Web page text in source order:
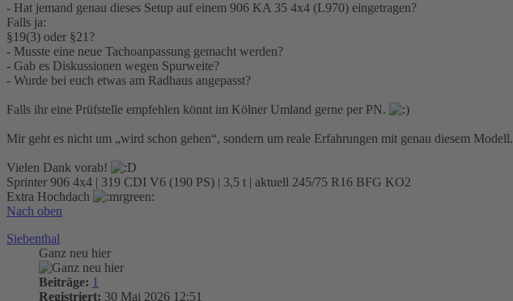
- Hat jemand genau dieses Setup auf einem 906 KA 35 4x4 (L970) eingetragen?
Falls ja:
§19(3) oder §21?
- Musste eine neue Tachoanpassung gemacht werden?
- Gab es Diskussionen wegen Spurweite?
- Wurde bei euch etwas am Radhaus angepasst?
Falls ihr eine Prüfstelle empfehlen könnt im Kölner Umland gerne per PN.
Mir geht es nicht um „wird schon gehen“, sondern um reale Erfahrungen mit genau diesem Modell.
Vielen Dank vorab!
Sprinter 906 4x4 | 319 CDI V6 (190 PS) | 3,5 t | aktuell 245/75 R16 BFG KO2
Extra Hochdach
Nach oben
Siebenthal
Ganz neu hier
Beiträge: 1
Registriert: 30 Mai 2026 12:51